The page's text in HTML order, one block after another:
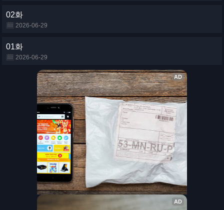
02화
2026-06-29
01화
2026-06-29